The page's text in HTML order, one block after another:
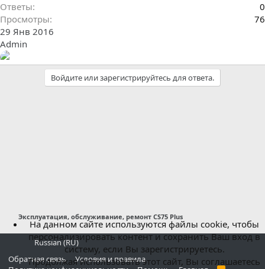
Ответы
0
Просмотры
76
29 Янв 2016
Admin
Войдите или зарегистрируйтесь для ответа.
Эксплуатация, обслуживание, ремонт CS75 Plus
Russian (RU)
Обратная связь
Условия и правила
На данном сайте используются файлы cookie, чтобы
персонализировать контент и сохранить Ваш вход в
систему, если Вы зарегистрируетесь.
Продолжая использовать этот сайт, Вы соглашаетесь